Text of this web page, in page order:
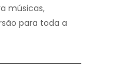
músicas,
para toda a